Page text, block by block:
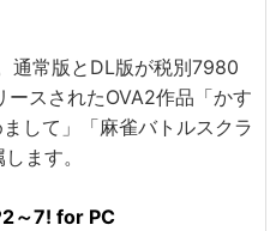
通常版とDL版が税別7980
スされたOVA2作品「かす
して」「麻雀バトルスクラ
ます。
～7! for PC